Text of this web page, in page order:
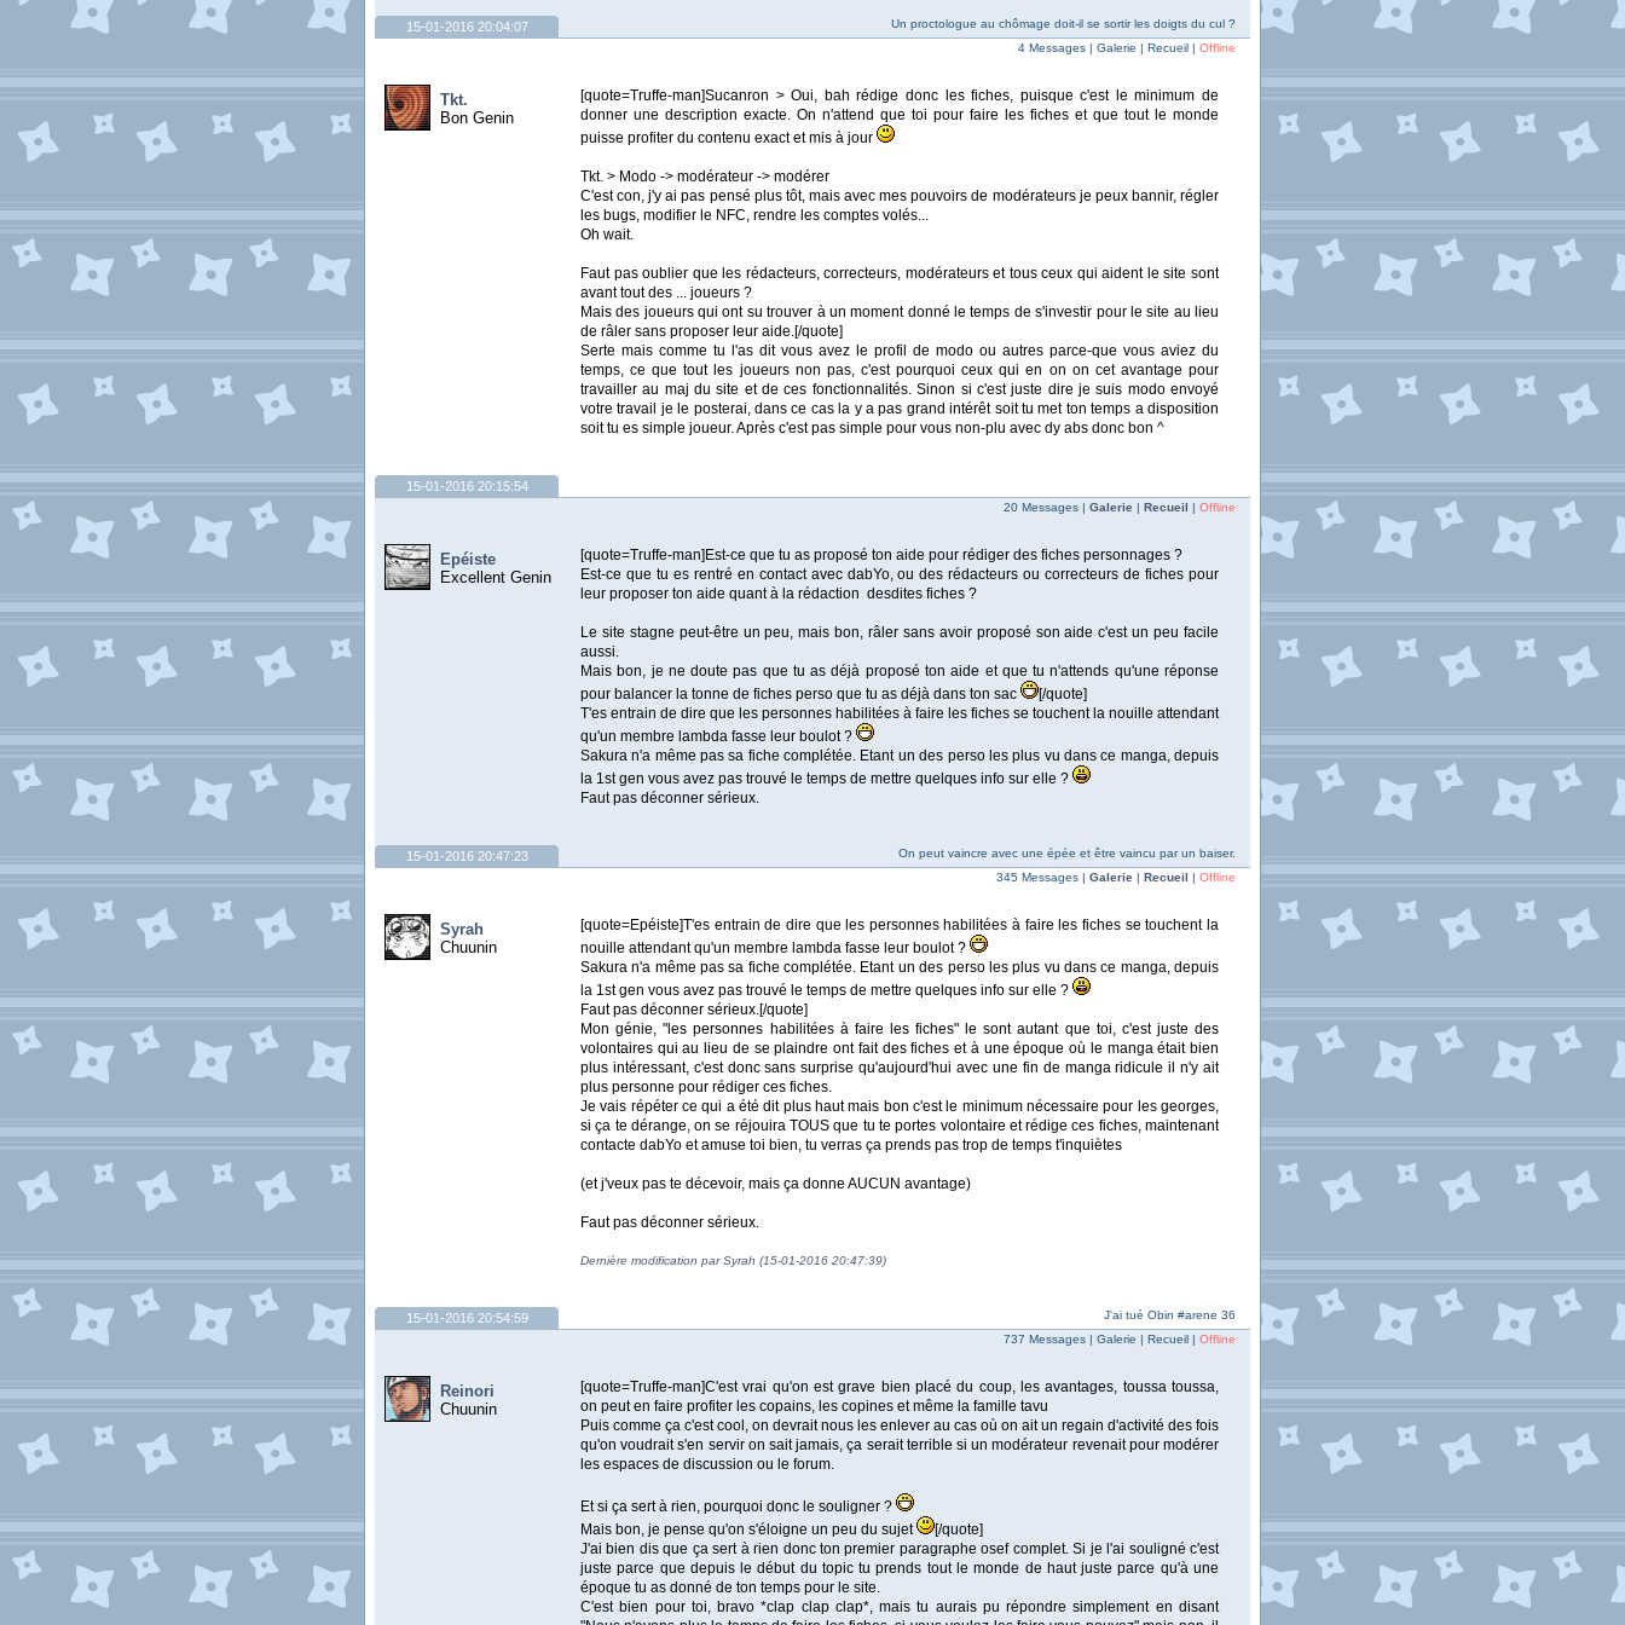
Un proctologue au chômage doit-il se sortir les doigts du cul ?
15-01-2016 20:04:07
Tkt.
Bon Genin
4 Messages | Galerie | Recueil | Offline
[quote=Truffe-man]Sucanron > Oui, bah rédige donc les fiches, puisque c'est le minimum de
donner une description exacte. On n'attend que toi pour faire les fiches et que tout le monde
puisse profiter du contenu exact et mis à jour
Tkt. > Modo -> modérateur -> modérer
C'est con, j'y ai pas pensé plus tôt, mais avec mes pouvoirs de modérateurs je peux bannir, régler
les bugs, modifier le NFC, rendre les comptes volés...
Oh wait.
Faut pas oublier que les rédacteurs, correcteurs, modérateurs et tous ceux qui aident le site sont
avant tout des ... joueurs ?
Mais des joueurs qui ont su trouver à un moment donné le temps de s'investir pour le site au lieu
de râler sans proposer leur aide.[/quote]
Serte mais comme tu l'as dit vous avez le profil de modo ou autres parce-que vous aviez du
temps, ce que tout les joueurs non pas, c'est pourquoi ceux qui en on on cet avantage pour
travailler au maj du site et de ces fonctionnalités. Sinon si c'est juste dire je suis modo envoyé
votre travail je le posterai, dans ce cas la y a pas grand intérêt soit tu met ton temps a disposition
soit tu es simple joueur. Après c'est pas simple pour vous non-plu avec dy abs donc bon ^
15-01-2016 20:15:54
Epéiste
Excellent Genin
20 Messages | Galerie | Recueil | Offline
[quote=Truffe-man]Est-ce que tu as proposé ton aide pour rédiger des fiches personnages ?
Est-ce que tu es rentré en contact avec dabYo, ou des rédacteurs ou correcteurs de fiches pour
leur proposer ton aide quant à la rédaction desdites fiches ?
Le site stagne peut-être un peu, mais bon, râler sans avoir proposé son aide c'est un peu facile
aussi.
Mais bon, je ne doute pas que tu as déjà proposé ton aide et que tu n'attends qu'une réponse
pour balancer la tonne de fiches perso que tu as déjà dans ton sac
[/quote]
T'es entrain de dire que les personnes habilitées à faire les fiches se touchent la nouille attendant
qu'un membre lambda fasse leur boulot ?
Sakura n'a même pas sa fiche complétée. Etant un des perso les plus vu dans ce manga, depuis
la 1st gen vous avez pas trouvé le temps de mettre quelques info sur elle ?
Faut pas déconner sérieux.
On peut vaincre avec une épée et être vaincu par un baiser.
15-01-2016 20:47:23
Syrah
Chuunin
345 Messages | Galerie | Recueil | Offline
[quote=Epéiste]T'es entrain de dire que les personnes habilitées à faire les fiches se touchent la
nouille attendant qu'un membre lambda fasse leur boulot ?
Sakura n'a même pas sa fiche complétée. Etant un des perso les plus vu dans ce manga, depuis
la 1st gen vous avez pas trouvé le temps de mettre quelques info sur elle ?
Faut pas déconner sérieux.[/quote]
Mon génie, "les personnes habilitées à faire les fiches" le sont autant que toi, c'est juste des
volontaires qui au lieu de se plaindre ont fait des fiches et à une époque où le manga était bien
plus intéressant, c'est donc sans surprise qu'aujourd'hui avec une fin de manga ridicule il n'y ait
plus personne pour rédiger ces fiches.
Je vais répéter ce qui a été dit plus haut mais bon c'est le minimum nécessaire pour les georges,
si ça te dérange, on se réjouira TOUS que tu te portes volontaire et rédige ces fiches, maintenant
contacte dabYo et amuse toi bien, tu verras ça prends pas trop de temps t'inquiètes
(et j'veux pas te décevoir, mais ça donne AUCUN avantage)
Faut pas déconner sérieux.
Dernière modification par Syrah (15-01-2016 20:47:39)
J'ai tué Obin #arene 36
15-01-2016 20:54:59
Reinori
Chuunin
737 Messages | Galerie | Recueil | Offline
[quote=Truffe-man]C'est vrai qu'on est grave bien placé du coup, les avantages, toussa toussa,
on peut en faire profiter les copains, les copines et même la famille tavu
Puis comme ça c'est cool, on devrait nous les enlever au cas où on ait un regain d'activité des fois
qu'on voudrait s'en servir on sait jamais, ça serait terrible si un modérateur revenait pour modérer
les espaces de discussion ou le forum.
Et si ça sert à rien, pourquoi donc le souligner ?
Mais bon, je pense qu'on s'éloigne un peu du sujet
[/quote]
J'ai bien dis que ça sert à rien donc ton premier paragraphe osef complet. Si je l'ai souligné c'est
juste parce que depuis le début du topic tu prends tout le monde de haut juste parce qu'à une
époque tu as donné de ton temps pour le site.
C'est bien pour toi, bravo *clap clap clap*, mais tu aurais pu répondre simplement en disant